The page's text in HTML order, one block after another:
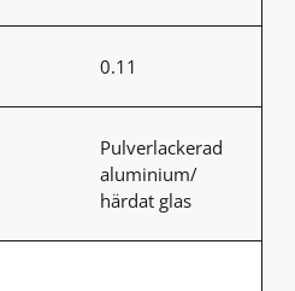
0.11
Pulverlackerad
aluminium/
härdat glas